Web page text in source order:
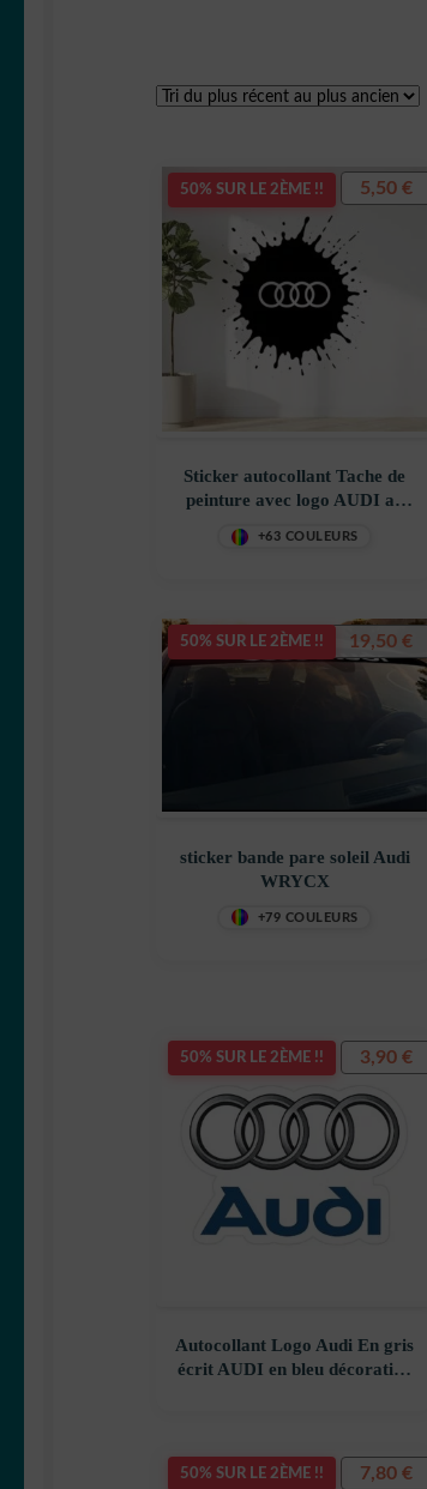
50% SUR LE 2ÈME !!
Sticker autocollant Tache de
peinture avec logo AUDI au
milieu décoration
decostickerstore – FEUCML
+63 COULEURS
5,50€
50% SUR LE 2ÈME !!
sticker bande pare soleil Audi
WRYCX
+79 COULEURS
19,50€
50% SUR LE 2ÈME !!
Autocollant Logo Audi En gris
écrit AUDI en bleu décoration
3,90€
50% SUR LE 2ÈME !! 7,80€